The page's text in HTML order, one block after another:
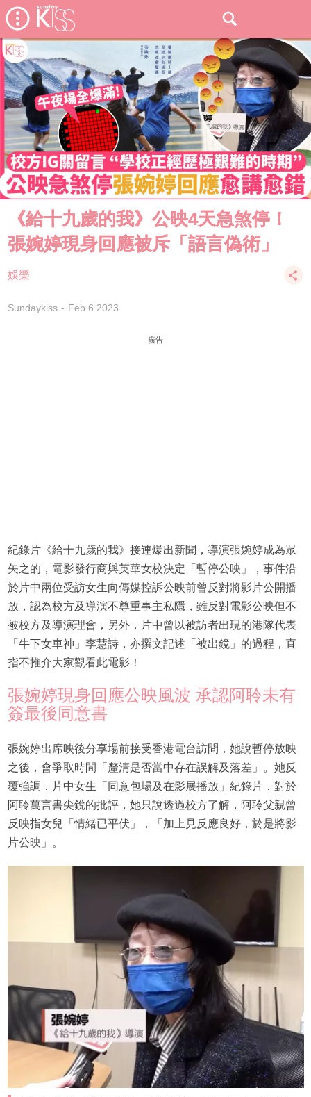
《給十九歲的我》公映4天急煞停！
張婉婷現身回應被斥「語言偽術」
娛樂
Sundaykiss Feb 6 2023
廣告
紀錄片《給十九歲的我》接連爆出新聞，導演張婉婷成為眾
矢之的，電影發行商與英華女校決定「暫停公映」，事件沿
於片中兩位受訪女生向傳媒控訴公映前曾反對將影片公開播
放，認為校方及導演不尊重事主私隱，雖反對電影公映但不
被校方及導演理會，另外，片中曾以被訪者出現的港隊代表
「牛下女車神」李慧詩，亦撰文記述「被出鏡」的過程，直
指不推介大家觀看此電影！
張婉婷現身回應公映風波 承認阿聆未有
簽最後同意書
張婉婷出席映後分享場前接受香港電台訪問，她說暫停放映
之後，會爭取時間「釐清是否當中存在誤解及落差」。她反
覆強調，片中女生「同意包場及在影展播放」紀錄片，對於
阿聆萬言書尖銳的批評，她只說透過校方了解，阿聆父親曾
反映指女兒「情緒已平伏」，「加上見反應良好，於是將影
片公映」。